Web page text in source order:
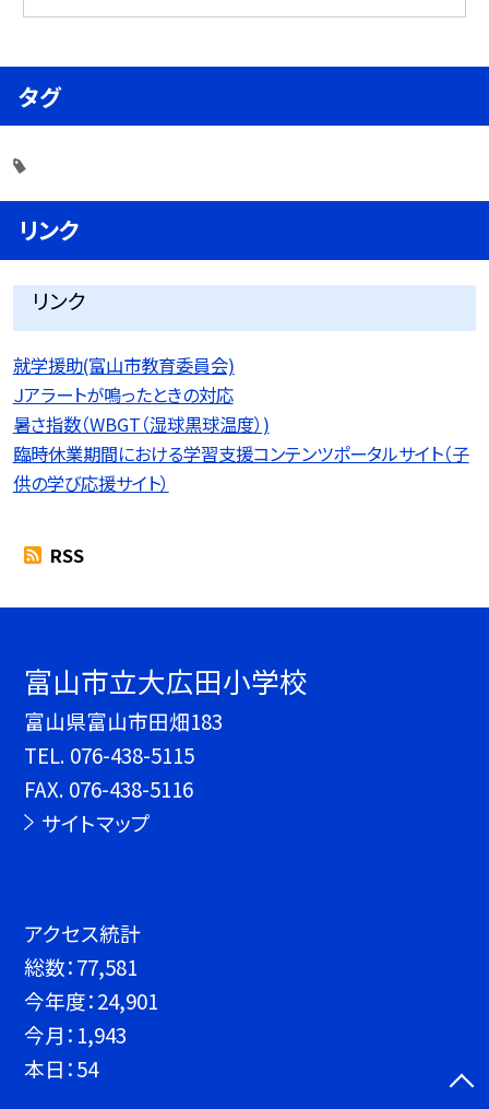
タグ
リンク
リンク
就学援助(富山市教育委員会)
Ｊアラートが鳴ったときの対応
暑さ指数（WBGT（湿球黒球温度）)
臨時休業期間における学習支援コンテンツポータルサイト（子
供の学び応援サイト）
RSS
富山市立大広田小学校
富山県富山市田畑183
TEL. 076-438-5115
FAX. 076-438-5116
サイトマップ
アクセス統計
総数：77,581
今年度：24,901
今月： 1,943
本日：54